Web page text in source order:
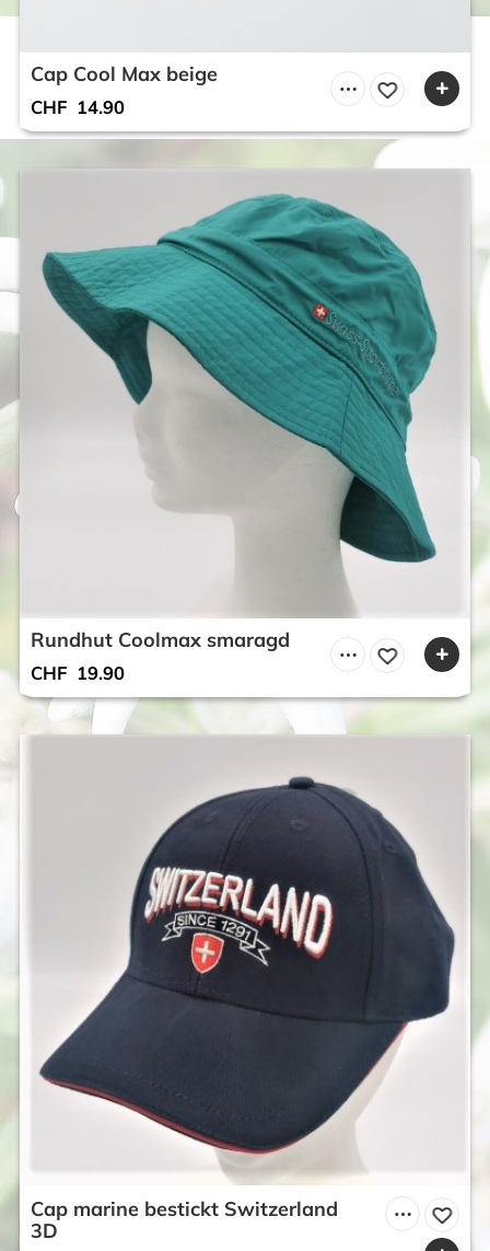
Cap Cool Max beige
CHF 14.90
Rundhut Coolmax smaragd
CHF 19.90
Cap marine bestickt Switzerland
3D